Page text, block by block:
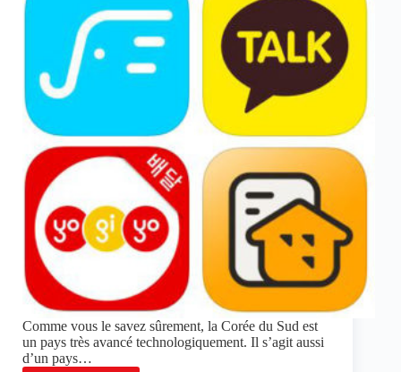
Comme vous le savez sûrement, la Corée du Sud est
un pays très avancé technologiquement. Il s’agit aussi
d’un pays…